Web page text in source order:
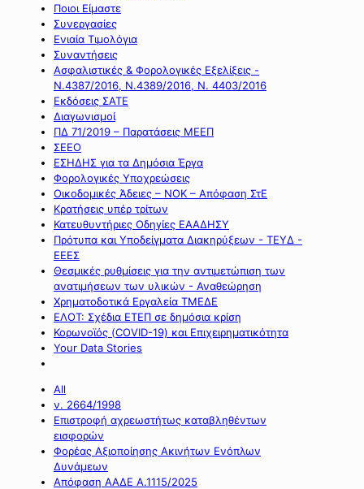
Ποιοι Είμαστε
Συνεργασίες
Ενιαία Τιμολόγια
Συναντήσεις
Ασφαλιστικές & Φορολογικές Εξελίξεις -
Ν.4387/2016, Ν.4389/2016, Ν. 4403/2016
Εκδόσεις ΣΑΤΕ
Διαγωνισμοί
ΠΔ 71/2019 – Παρατάσεις ΜΕΕΠ
ΣΕΕΟ
ΕΣΗΔΗΣ για τα Δημόσια Έργα
Φορολογικές Υποχρεώσεις
Οικοδομικές Άδειες – ΝΟΚ – Απόφαση ΣτΕ
Κρατήσεις υπέρ τρίτων
Κατευθυντήριες Οδηγίες ΕΑΑΔΗΣΥ
Πρότυπα και Υποδείγματα Διακηρύξεων - ΤΕΥΔ -
ΕΕΕΣ
Θεσμικές ρυθμίσεις για την αντιμετώπιση των
ανατιμήσεων των υλικών - Αναθεώρηση
Χρηματοδοτικά Εργαλεία ΤΜΕΔΕ
ΕΛΟΤ: Σχέδια ΕΤΕΠ σε δημόσια κρίση
Κορωνοϊός (COVID-19) και Επιχειρηματικότητα
Your Data Stories
All
ν. 2664/1998
Επιστροφή αχρεωστήτως καταβληθέντων
εισφορών
Φορέας Αξιοποίησης Ακινήτων Ενόπλων
Δυνάμεων
Απόφαση ΑΑΔΕ Α.1115/2025